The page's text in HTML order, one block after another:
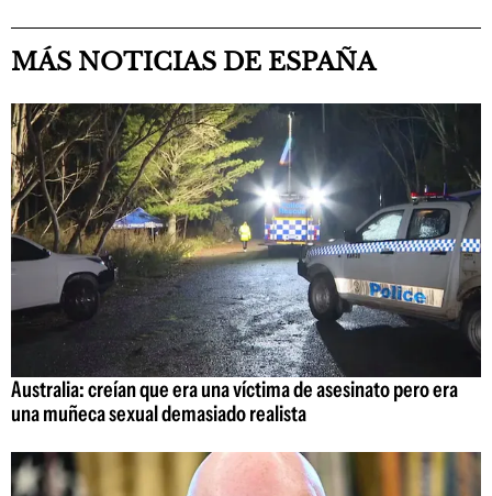
MÁS NOTICIAS DE ESPAÑA
Australia: creían que era una víctima de asesinato pero era
una muñeca sexual demasiado realista